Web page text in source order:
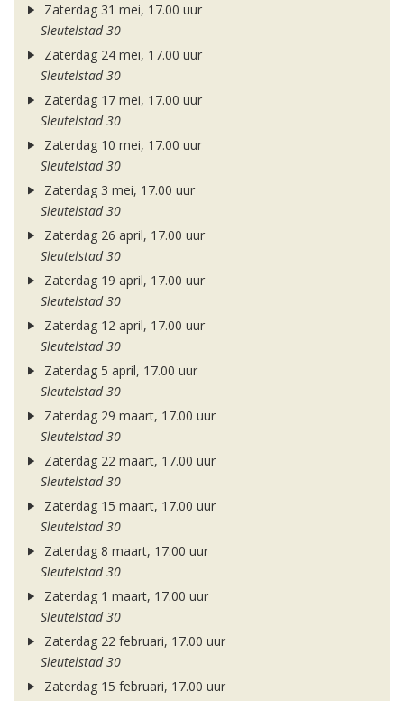
Zaterdag 31 mei, 17.00 uur
Sleutelstad 30
Zaterdag 24 mei, 17.00 uur
Sleutelstad 30
Zaterdag 17 mei, 17.00 uur
Sleutelstad 30
Zaterdag 10 mei, 17.00 uur
Sleutelstad 30
Zaterdag 3 mei, 17.00 uur
Sleutelstad 30
Zaterdag 26 april, 17.00 uur
Sleutelstad 30
Zaterdag 19 april, 17.00 uur
Sleutelstad 30
Zaterdag 12 april, 17.00 uur
Sleutelstad 30
Zaterdag 5 april, 17.00 uur
Sleutelstad 30
Zaterdag 29 maart, 17.00 uur
Sleutelstad 30
Zaterdag 22 maart, 17.00 uur
Sleutelstad 30
Zaterdag 15 maart, 17.00 uur
Sleutelstad 30
Zaterdag 8 maart, 17.00 uur
Sleutelstad 30
Zaterdag 1 maart, 17.00 uur
Sleutelstad 30
Zaterdag 22 februari, 17.00 uur
Sleutelstad 30
Zaterdag 15 februari, 17.00 uur